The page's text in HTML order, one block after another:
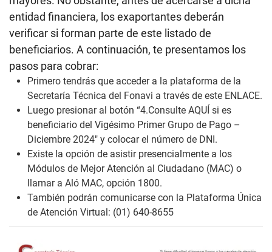
entidad financiera, los exaportantes deberán
verificar si forman parte de este listado de
beneficiarios. A continuación, te presentamos los
pasos para cobrar:
Primero tendrás que acceder a la plataforma de la
Secretaría Técnica del Fonavi a través de este ENLACE.
Luego presionar al botón “4.Consulte AQUÍ si es
beneficiario del Vigésimo Primer Grupo de Pago –
Diciembre 2024″ y colocar el número de DNI.
Existe la opción de asistir presencialmente a los
Módulos de Mejor Atención al Ciudadano (MAC) o
llamar a Aló MAC, opción 1800.
También podrán comunicarse con la Plataforma Única
de Atención Virtual: (01) 640-8655